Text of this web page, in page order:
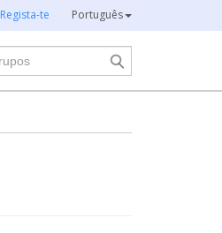
Regista-te Português